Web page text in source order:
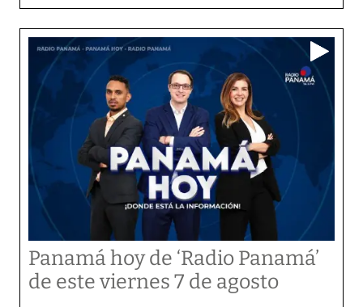
Panamá hoy de ‘Radio Panamá’
de este viernes 7 de agosto